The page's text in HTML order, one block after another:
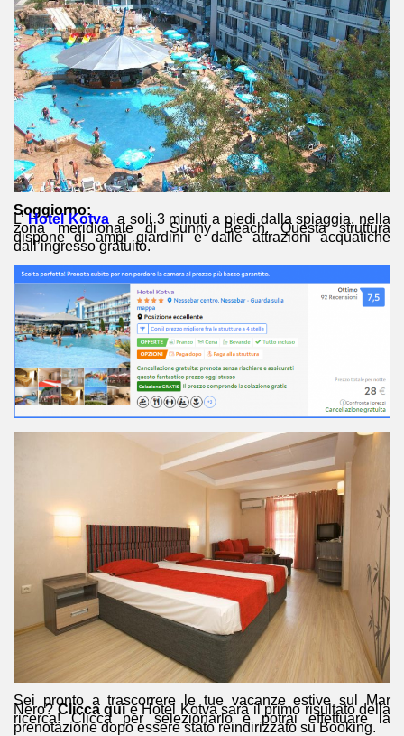
Soggiorno:
L’Hotel Kotva a soli 3 minuti a piedi dalla spiaggia, nella
zona meridionale di Sunny Beach. Questa struttura
dispone di ampi giardini e dalle attrazioni acquatiche
dall’ingresso gratuito.
Sei pronto a trascorrere le tue vacanze estive sul Mar
Nero?Clicca qui e Hotel Kotva sarà il primo risultato della
ricerca! Clicca per selezionarlo e potrai effettuare la
prenotazione dopo essere stato reindirizzato su Booking.